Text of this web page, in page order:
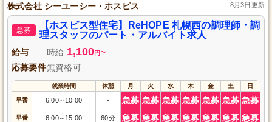
株式会社 シーユーシー・ホスピス 8月3日更新
急募
【ホスピス型住宅】ReHOPE 札幌西の調理師・調
理スタッフのパート・アルバイト求人
給与 時給 1,100円 ~
応募要件無資格可
就業時間 休憩 月 火 水 木 金 土 日
早番 6:00～ 10:00 - 急募 急募 急募 急募 急募 急募 急募
早番 6:00～ 15:00 60分 急募 急募 急募 急募 急募 急募 急募